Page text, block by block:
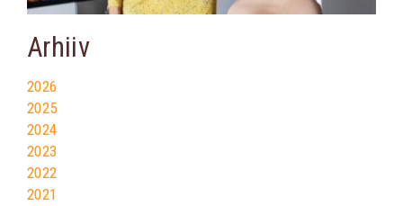
Arhiiv
2026
2025
2024
2023
2022
2021